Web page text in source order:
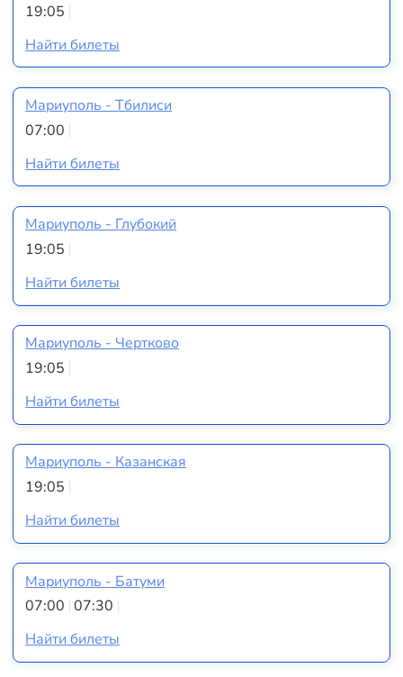
19:05
Найти билеты
Мариуполь - Тбилиси
07:00
Найти билеты
Мариуполь - Глубокий
19:05
Найти билеты
Мариуполь - Чертково
19:05
Найти билеты
Мариуполь - Казанская
19:05
Найти билеты
Мариуполь - Батуми
07:00 07:30
Найти билеты